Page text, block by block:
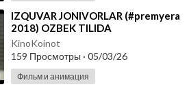
⁣IZQUVAR JONIVORLAR (#premyera
2018) OZBEK TILIDA
KinoKoinot
159 Просмотры · 05/03/26
Фильм и анимация